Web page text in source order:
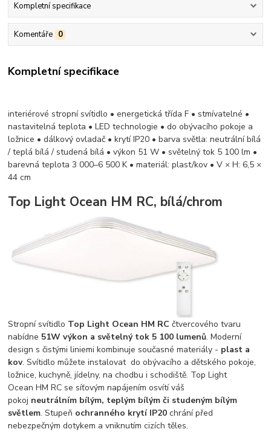
Kompletní specifikace
Komentáře 0
Kompletní specifikace
interiérové stropní svítidlo • energetická třída F • stmívatelné •
nastavitelná teplota • LED technologie • do obývacího pokoje a
ložnice • dálkový ovladač • krytí IP20 • barva světla: neutrální bílá
/ teplá bílá / studená bílá • výkon 51 W • světelný tok 5 100 lm •
barevná teplota 3 000–6 500 K • materiál: plast/kov • V × H: 6,5 ×
44 cm
Top Light Ocean HM RC, bílá/chrom
Stropní svítidlo Top Light Ocean HM RC čtvercového tvaru
nabídne 51W výkon a světelný tok 5 100 lumenů. Moderní
design s čistými liniemi kombinuje současné materiály - plast a
kov. Svítidlo můžete instalovat do obývacího a dětského pokoje,
ložnice, kuchyně, jídelny, na chodbu i schodiště. Top Light
Ocean HM RC se síťovým napájením osvítí váš
pokoj neutrálním bílým, teplým bílým či studeným bílým
světlem. Stupeň ochranného krytí IP20 chrání před
nebezpečným dotykem a vniknutím cizích těles.